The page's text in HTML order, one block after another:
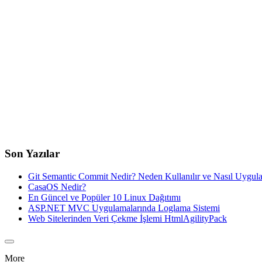
Son Yazılar
Git Semantic Commit Nedir? Neden Kullanılır ve Nasıl
CasaOS Nedir?
En Güncel ve Popüler 10 Linux Dağıtımı
ASP.NET MVC Uygulamalarında Loglama Sistemi
Web Sitelerinden Veri Çekme İşlemi HtmlAgilityPack
More